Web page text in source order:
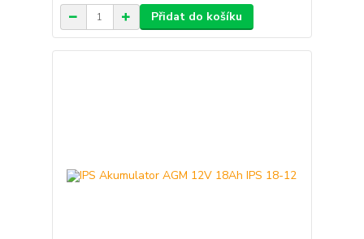
Přidat do košíku